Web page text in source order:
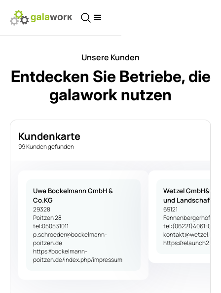
Unsere Kunden
Entdecken Sie Betriebe, die
galawork nutzen
Kundenkarte
99 Kunden gefunden
Uwe Bockelmann GmbH &
Co.KG
29328
Poitzen 28
tel:050531011
p.schroeder@bockelmann-
poitzen.de
https://bockelmann-
poitzen.de/index.php/impressum
Wetzel
und
69121
Fennenbergerhöfe 3
tel:(06221)4061-0
kontakt@wetzel.biz
https://